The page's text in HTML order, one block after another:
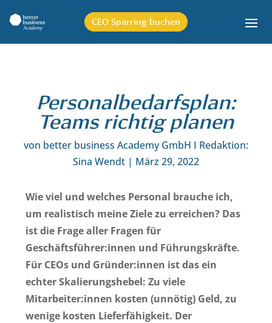
CEO Sparring buchen
Personalbedarfsplan:
Teams richtig planen
von better business Academy GmbH I Redaktion:
Sina Wendt | März 29, 2022
Wie viel und welches Personal brauche ich,
um realistisch meine Ziele zu erreichen? Das
ist die Frage aller Fragen für
Geschäftsführer:innen und Führungskräfte.
Für CEOs und Gründer:innen ist das ein
echter Skalierungshebel: Zu viele
Mitarbeiter:innen kosten (unnötig) Geld,zu
wenige kosten Lieferfähigkeit. Der